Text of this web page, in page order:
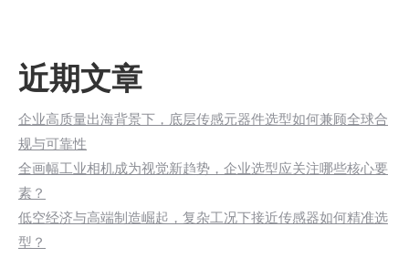
近期文章
企业高质量出海背景下，底层传感元器件选型如何兼顾全球合
规与可靠性
全画幅工业相机成为视觉新趋势，企业选型应关注哪些核心要
素？
低空经济与高端制造崛起，复杂工况下接近传感器如何精准选
型？